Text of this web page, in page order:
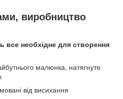
виробництво
все необхідне для створення
малюнка, натягнуте
від висихання